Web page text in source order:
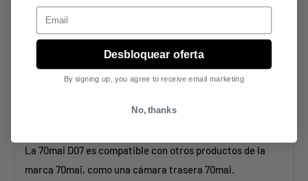
La 70mai D07 es compatible con otros productos de la
marca 70mai, como una cámara trasera 70mai.
Email
Desbloquear oferta
By signing up, you agree to receive email marketing
No, thanks